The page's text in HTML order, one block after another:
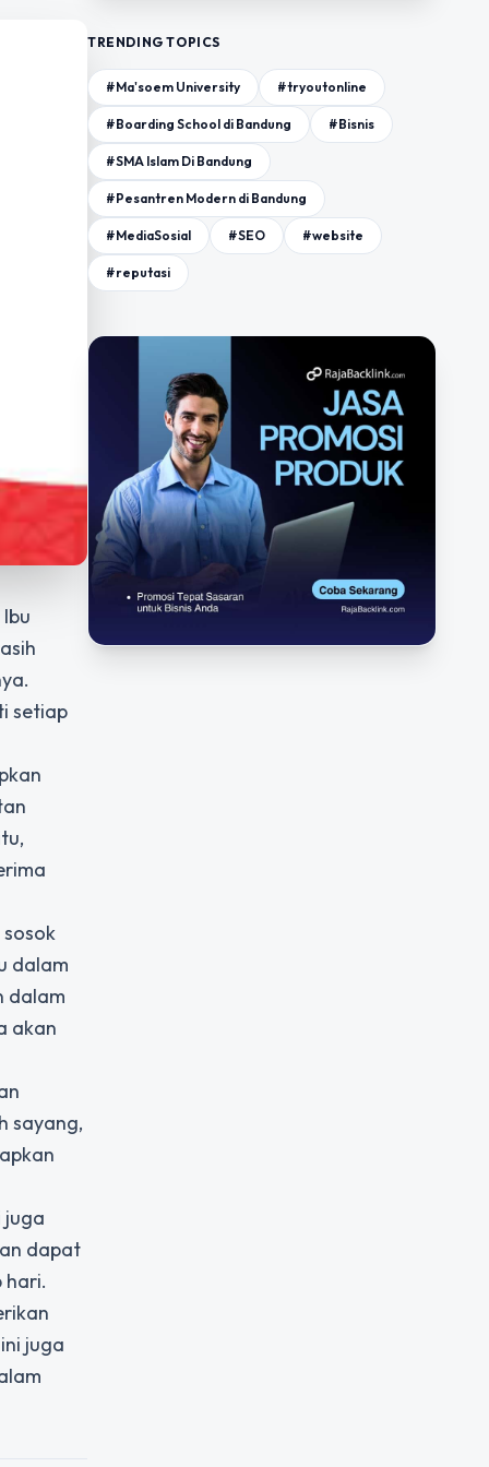
setiap
dalam
dalam
akan
sayang,
juga
dapat
hari.
juga
TRENDING TOPICS
#Ma'soem University #tryoutonline
#Boarding School di Bandung #Bisnis
#SMA Islam Di Bandung
#Pesantren Modern di Bandung
#MediaSosial #SEO #website
#reputasi